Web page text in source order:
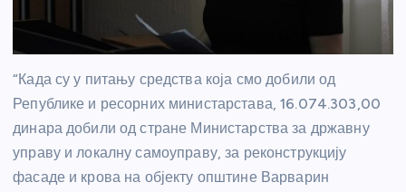
“Када су у питању средства која смо добили од
Републике и ресорних министарстава, 16.074.303,00
динара добили од стране Министарства за државну
управу и локалну самоуправу, за реконструкцију
фасаде и крова на објекту општине Варварин